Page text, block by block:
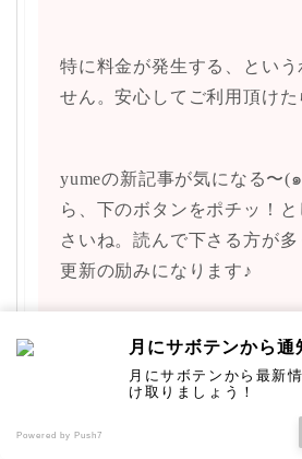
特に料金が発生する、という
せん。安心してご利用頂けた
yumeの新記事が気になる〜(
ら、下のボタンをポチッ！
さいね。読んで下さる方が
更新の励みになります♪
↓ ↓ ↓ ↓
更新の通知を受け
月にサボテンから通
月にサボテンから最新
け取りましょう！
Powered by Push7